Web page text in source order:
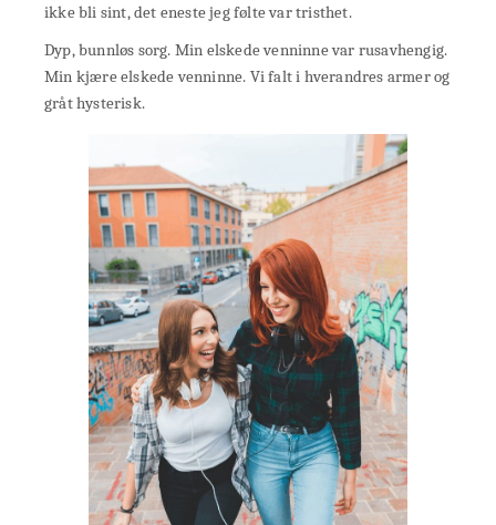
ikke bli sint, det eneste jeg følte var tristhet.
Dyp, bunnløs sorg. Min elskede venninne var rusavhengig.
Min kjære elskede venninne. Vi falt i hverandres armer og
gråt hysterisk.